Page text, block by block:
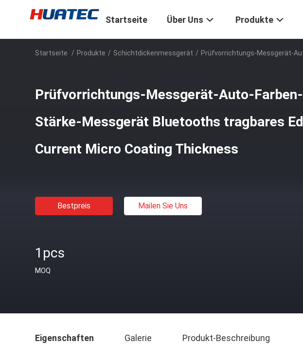
Startseite Über Uns Produkte
Startseite / Produkte / Schichtdickenmessgerät / Prüfvorrichtungs-Messgerät-
Prüfvorrichtungs-Messgerät-Auto-Farben-
Stärke-Messgerät Bluetooths tragbares
Current Micro Coating Thickness
Bestpreis Mailen Sie Uns
1pcs
MOQ
Eigenschaften Galerie Produkt-Beschreibung